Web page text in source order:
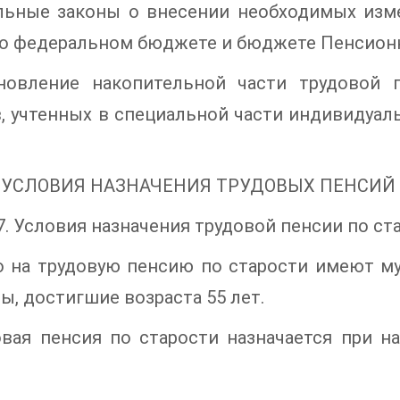
законы о внесении необходимых
федеральном бюджете и бюджете
накопительной части трудовой
учтенных в специальной части
УСЛОВИЯ НАЗНАЧЕНИЯ ТРУДОВЫХ ПЕНСИЙ
Условия назначения трудовой пенсии по
на трудовую пенсию по старости имеют
достигшие возраста 55 лет.
пенсия по старости назначается при